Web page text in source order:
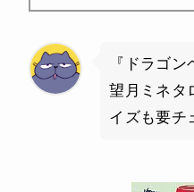
『ドラゴ
望月ミネタ
イズも要チ